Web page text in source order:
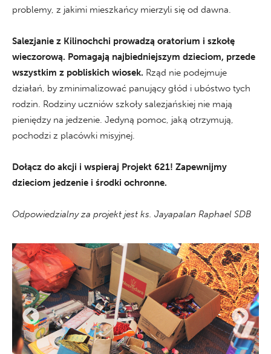
problemy, z jakimi mieszkańcy mierzyli się od dawna.
Salezjanie z Kilinochchi prowadzą oratorium i szkołę
wieczorową. Pomagają najbiedniejszym dzieciom, przede
wszystkim z pobliskich wiosek. Rząd nie podejmuje
działań, by zminimalizować panujący głód i ubóstwo tych
rodzin. Rodziny uczniów szkoły salezjańskiej nie mają
pieniędzy na jedzenie. Jedyną pomoc, jaką otrzymują,
pochodzi z placówki misyjnej.
Dołącz do akcji i wspieraj Projekt 621! Zapewnijmy
dzieciom jedzenie i środki ochronne.
Odpowiedzialny za projekt jest ks. Jayapalan Raphael SDB